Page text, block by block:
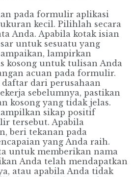
pada formulir aplikasi
kecil. Pilihlah secara
Anda. Apabila kotak isian
untuk sesuatu yang
lampirkan
kosong untuk tulisan Anda
acuan pada formulir.
daftar dari perusahaan
sebelumnya, pastikan
kosong yang tidak jelas.
sikap positif
tersebut. Apabila
beri tekanan pada
yang Anda raih.
untuk memberikan nama
Anda telah mendapatkan
atau apabila Anda tidak